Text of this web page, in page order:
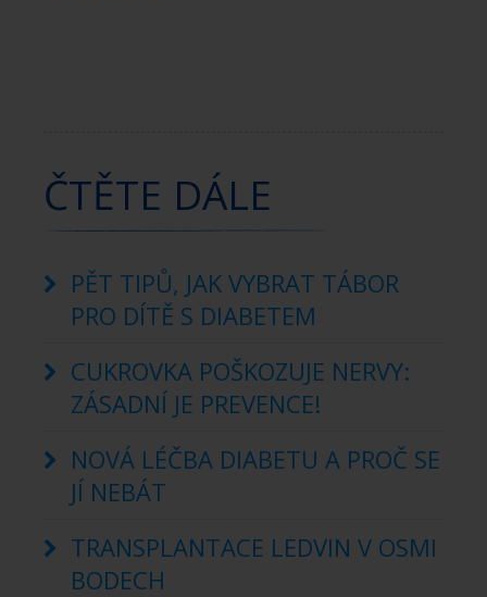
ČTĚTE DÁLE
PĚT TIPŮ, JAK VYBRAT TÁBOR
PRO DÍTĚ S DIABETEM
CUKROVKA POŠKOZUJE NERVY:
ZÁSADNÍ JE PREVENCE!
NOVÁ LÉČBA DIABETU A PROČ SE
JÍ NEBÁT
TRANSPLANTACE LEDVIN V OSMI
BODECH